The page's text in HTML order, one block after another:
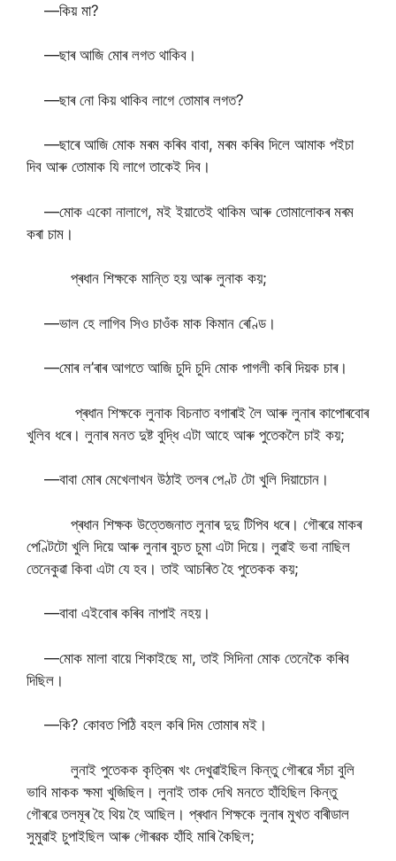
—কিয় মা?
—ছাৰ আজি মোৰ লগত থাকিব।
—ছাৰ নো কিয় থাকিব লাগে তোমাৰ লগত?
—ছাৰে আজি মোক মৰম কৰিব বাবা, মৰম কৰিব দিলে আমাক পইচা
দিব আৰু তোমাক যি লাগে তাকেই দিব।
—মোক একো নালাগে, মই ইয়াতেই থাকিম আৰু তোমালোকৰ মৰম
কৰা চাম।
প্ৰধান শিক্ষকে মান্তি হয় আৰু লুনাক কয়;
—ভাল হে লাগিব সিও চাওঁক মাক কিমান ৰেণ্ডি।
—মোৰ ল’ৰাৰ আগতে আজি চুদি চুদি মোক পাগলী কৰি দিয়ক চাৰ।
প্ৰধান শিক্ষকে লুনাক বিচনাত বগাৰাই লৈ আৰু লুনাৰ কাপোৰবোৰ
খুলিব ধৰে। লুনাৰ মনত দুষ্ট বুদ্ধি এটা আহে আৰু পুতেকলৈ চাই কয়;
—বাবা মোৰ মেখেলাখন উঠাই তলৰ পেণ্ট টো খুলি দিয়াচোন।
প্ৰধান শিক্ষক উত্তেজনাত লুনাৰ দুদু টিপিব ধৰে। গৌৰৱে মাকৰ
পেণ্টিটো খুলি দিয়ে আৰু লুনাৰ বুচত চুমা এটা দিয়ে। লুৱাই ভবা নাছিল
তেনেকুৱা কিবা এটা যে হব। তাই আচৰিত হৈ পুতেকক কয়;
—বাবা এইবোৰ কৰিব নাপাই নহয়।
—মোক মালা বায়ে শিকাইছে মা, তাই সিদিনা মোক তেনেকৈ কৰিব
দিছিল।
—কি? কোবত পিঠি বহল কৰি দিম তোমাৰ মই।
লুনাই পুতেকক কৃত্ৰিম খং দেখুৱাইছিল কিন্তু গৌৰৱে সঁচা বুলি
ভাবি মাকক ক্ষমা খুজিছিল। লুনাই তাক দেখি মনতে হাঁহিছিল কিন্তু
গৌৰৱে তলমূৰ হৈ থিয় হৈ আছিল। প্ৰধান শিক্ষকে লুনাৰ মুখত বাৰীডাল
সুমুৱাই চুপাইছিল আৰু গৌৰৱক হাঁহি মাৰি কৈছিল;